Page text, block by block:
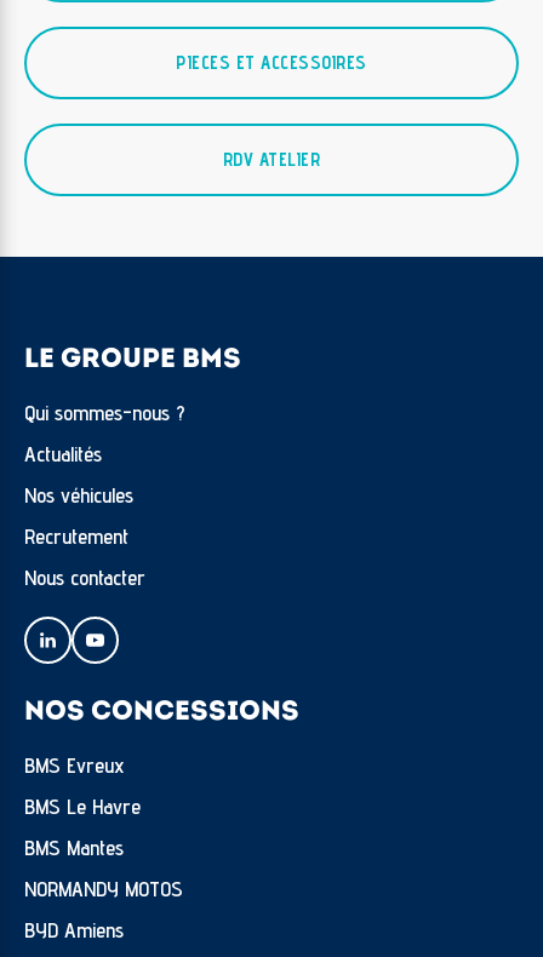
PIECES ET ACCESSOIRES
RDV ATELIER
LE GROUPE BMS
Qui sommes-nous ?
Actualités
Nos véhicules
Recrutement
Nous contacter
NOS CONCESSIONS
BMS Evreux
BMS Le Havre
BMS Mantes
NORMANDY MOTOS
BYD Amiens